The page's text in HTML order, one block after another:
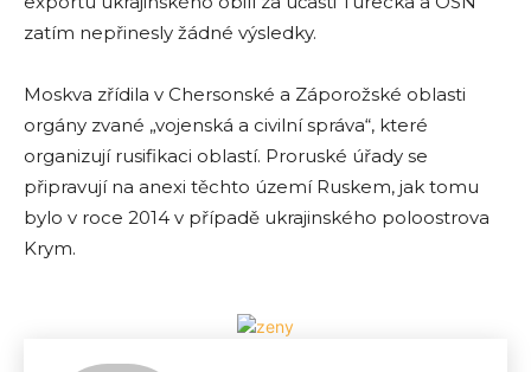
zatím nepřinesly žádné výsledky.
Moskva zřídila v Chersonské a Záporožské oblasti
orgány zvané „vojenská a civilní správa“, které
organizují rusifikaci oblastí. Proruské úřady se
připravují na anexi těchto území Ruskem, jak tomu
bylo v roce 2014 v případě ukrajinského poloostrova
Krym.